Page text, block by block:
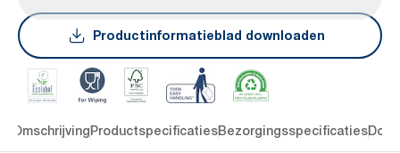
Productinformatieblad downloaden
OmschrijvingProductspecificatiesBezorgingsspecificaties